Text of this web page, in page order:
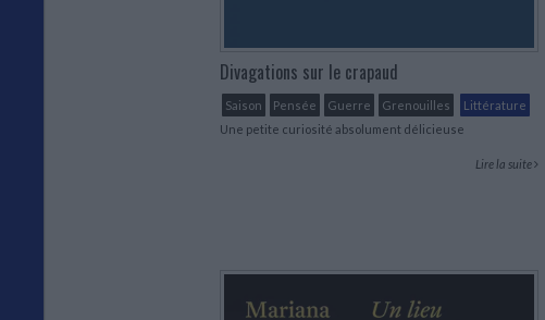
Divagations sur le crapaud
Saison Pensée Guerre Grenouilles
Littérature
Une petite curiosité absolument délicieuse
Lire la suite